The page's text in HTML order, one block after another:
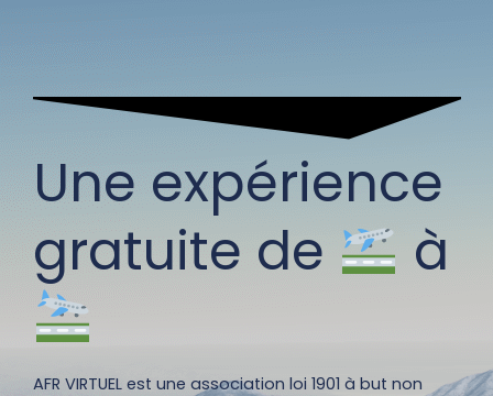
Une expérience
gratuite de
à
AFR VIRTUEL est une association loi 1901 à but non